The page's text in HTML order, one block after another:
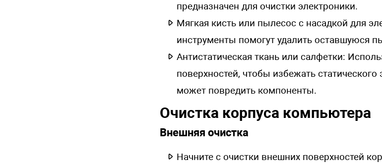
предназначен для очистки электроники.
Мягкая кисть или пылесос с насадкой для
инструменты помогут удалить оставшуюся
Антистатическая ткань или салфетки:
поверхностей, чтобы избежать статического
может повредить компоненты.
Очистка корпуса компьютера
Внешняя очистка
Начните с очистки внешних поверхностей